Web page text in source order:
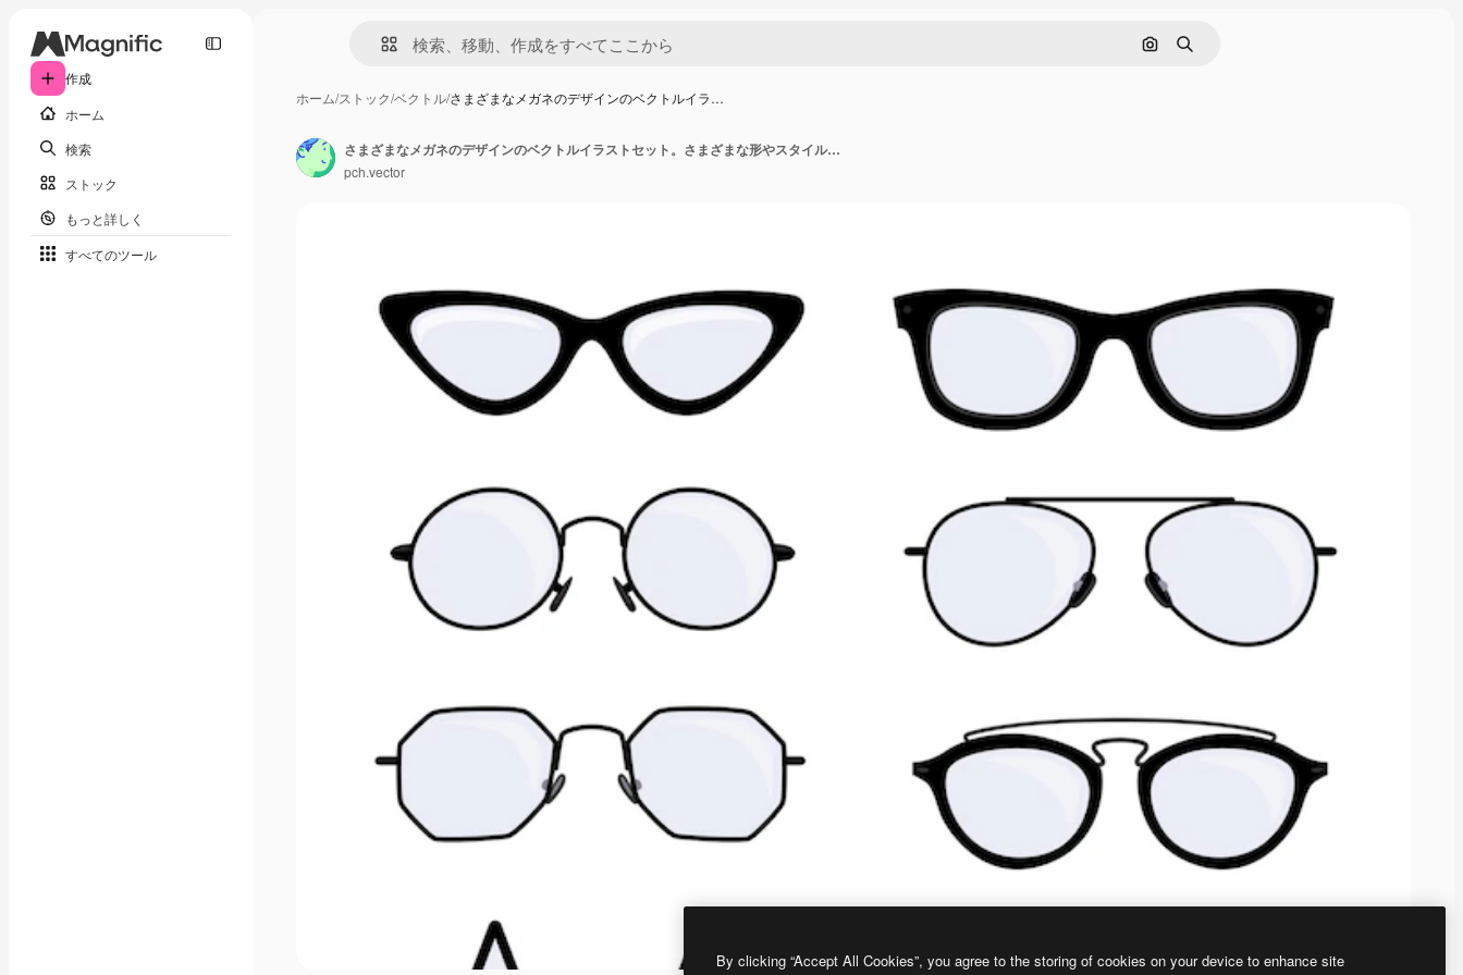
作成
ホーム
検索
ストック
もっと詳しく
すべてのツール
画像で検索
検索
ホーム/ストック/ベクトル/さまざまなメガネのデザインのベクトルイラ…
さまざまなメガネのデザインのベクトルイラストセット。さまざまな形やスタイルの黒いフレームの眼鏡：白い背景に分離された古い、モダン、クールなヒップスター。医学、ファッションコンセプト
pch.vector
By clicking “Accept All Cookies”, you agree to the storing of cookies on your device to enhance site